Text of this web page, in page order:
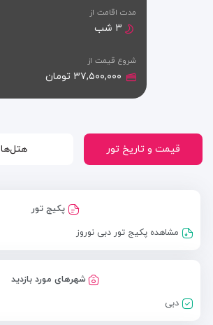
مدت اقامت از
۳ شب
شروع قیمت از
۳۷,۵۰۰,۰۰۰ تومان
قیمت و تاریخ تور هتل‌ها
پکیج تور
مشاهده پکیج تور دبی نوروز
شهرهای مورد بازدید
دبی